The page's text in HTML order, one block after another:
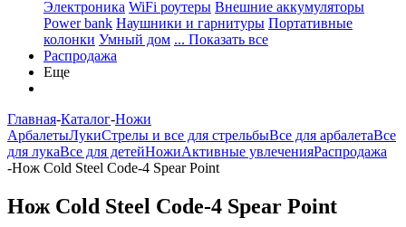
Электроника WiFi роутеры Внешние аккумуляторы
Power bank Наушники и гарнитуры Портативные
колонки Умный дом ... Показать все
Распродажа
Еще
Главная-Каталог-Ножи
АрбалетыЛукиСтрелы и все для стрельбыВсе для арбалетаВсе
для лукаВсе для детейНожиАктивные увлеченияРаспродажа
-Нож Cold Steel Code-4 Spear Point
Нож Cold Steel Code-4 Spear Point